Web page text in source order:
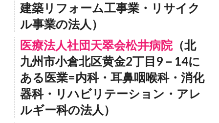
建築リフォーム工事業・リサイク
ル事業の法人）
医療法人社団天翠会松井病院（北
九州市小倉北区黄金2丁目9－14に
ある医業=内科・耳鼻咽喉科・消化
器科・リハビリテーション・アレ
ルギー科の法人）